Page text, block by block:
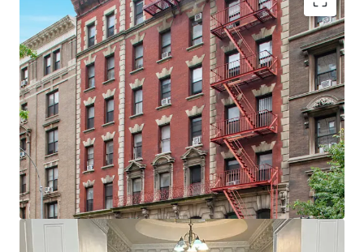
•28 Apartments & 2 Commercial spaces
•Proximity to Columbia University
•Large units - Average unit size of ~875 SF
•Value add opportunity
•60' of Broadway Frontage
•Elevator Building